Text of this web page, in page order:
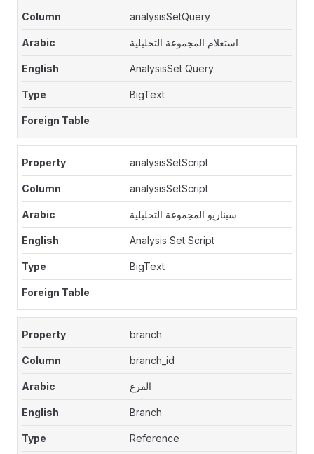
analysisSetQuery
استعلام المجموعة التحليلية
AnalysisSet Query
BigText
analysisSetScript
analysisSetScript
سيناريو المجموعة التحليلية
Analysis Set Script
BigText
branch
branch_id
الفرع
Branch
Reference